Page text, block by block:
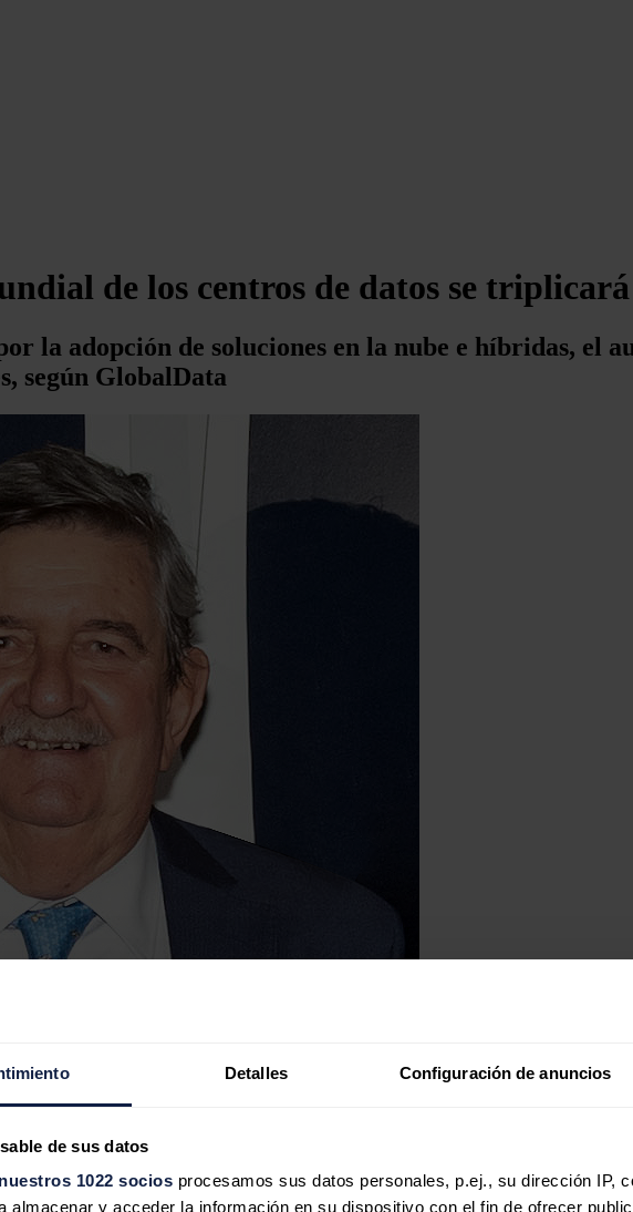
Detalles Configuración de anuncios
de sus datos
nuestros 1022 socios procesamos sus datos personales, p.ej., su dirección IP,
almacenar y acceder la información en su dispositivo con el fin de ofrecer
de los centros de datos se
la adopción de soluciones en la nube e híbridas, el
según GlobalData